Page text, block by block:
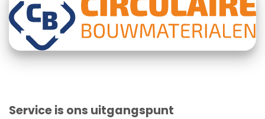
Service is ons uitgangspunt